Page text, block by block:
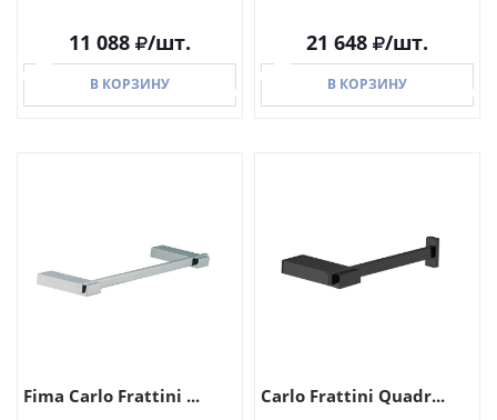
11 088 /шт.
В КОРЗИНУ
21 648 /шт.
В КОРЗИНУ
Fima Carlo Frattini ... Carlo Frattini Quadr...